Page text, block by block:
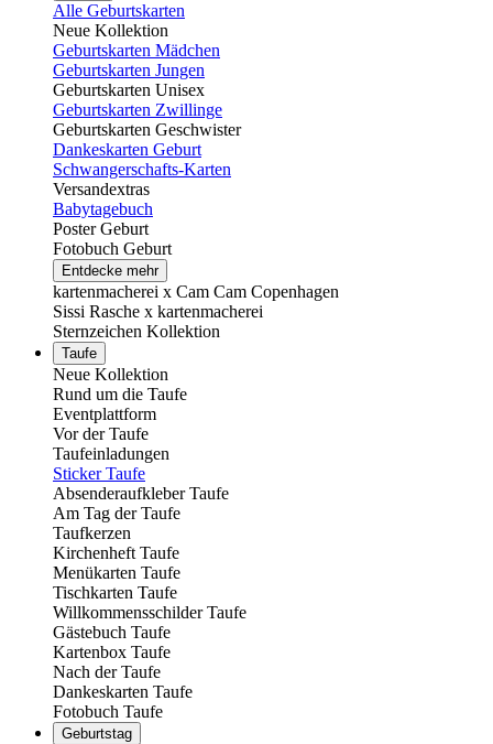
Alle Geburtskarten
Neue Kollektion
Geburtskarten Mädchen
Geburtskarten Jungen
Geburtskarten Unisex
Geburtskarten Zwillinge
Geburtskarten Geschwister
Dankeskarten Geburt
Schwangerschafts-Karten
Versandextras
Babytagebuch
Poster Geburt
Fotobuch Geburt
Entdecke mehr
kartenmacherei x Cam Cam Copenhagen
Sissi Rasche x kartenmacherei
Sternzeichen Kollektion
Taufe
Neue Kollektion
Rund um die Taufe
Eventplattform
Vor der Taufe
Taufeinladungen
Sticker Taufe
Absenderaufkleber Taufe
Am Tag der Taufe
Taufkerzen
Kirchenheft Taufe
Menükarten Taufe
Tischkarten Taufe
Willkommensschilder Taufe
Gästebuch Taufe
Kartenbox Taufe
Nach der Taufe
Dankeskarten Taufe
Fotobuch Taufe
Geburtstag